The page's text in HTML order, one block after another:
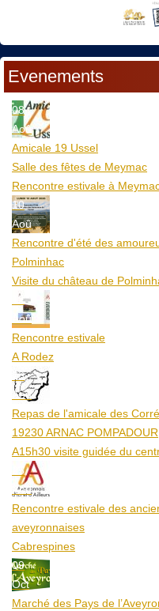
Evenements
08
Aoû
Amicale 19 Ussel
Salle des fêtes de Meymac
Rencontre estivale à
10
Aoû
Rencontre d'été des
Polminhac
Visite du château de
12
Aoû
Rencontre estivale
A Rodez
23
Aoû
Repas de l'amicale des
19230 ARNAC POMPADOUR
A15h30 visite guidée du
25
Aoû
Rencontre estivale des
aveyronnaises
Cabrespines
09
Oct
Marché des Pays de